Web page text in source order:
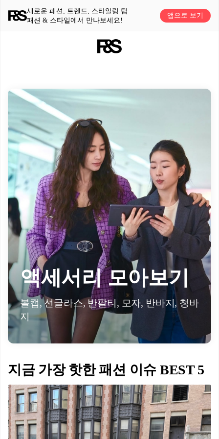
새로운 패션, 트렌드, 스타일링 팁
패션 & 스타일에서 만나보세요!
앱으로 보기
액세서리 모아보기
볼캡, 선글라스, 반팔티, 모자, 반바지, 청바
지
지금 가장 핫한 패션 이슈 BEST 5